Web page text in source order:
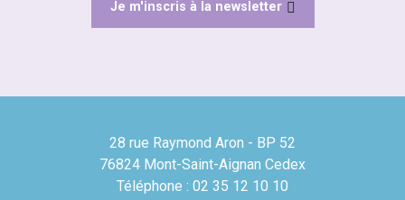
Je m'inscris à la newsletter
28 rue Raymond Aron - BP 52
76824 Mont-Saint-Aignan Cedex
Téléphone : 02 35 12 10 10